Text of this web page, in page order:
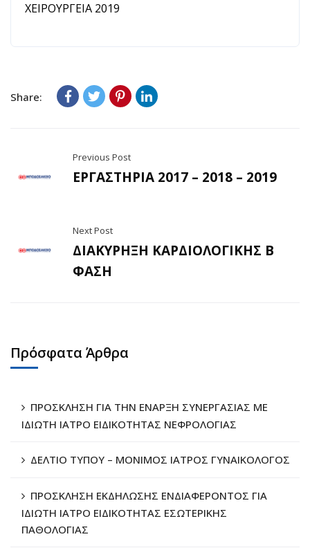
ΧΕΙΡΟΥΡΓΕΙΑ 2019
Share:
Previous Post
ΕΡΓΑΣΤΗΡΙΑ 2017 – 2018 – 2019
Next Post
ΔΙΑΚΥΡΗΞΗ ΚΑΡΔΙΟΛΟΓΙΚΗΣ Β
ΦΑΣΗ
Πρόσφατα Άρθρα
ΠΡΟΣΚΛΗΣΗ ΓΙΑ ΤΗΝ ΕΝΑΡΞΗ ΣΥΝΕΡΓΑΣΙΑΣ ΜΕ
ΙΔΙΩΤΗ ΙΑΤΡΟ ΕΙΔΙΚΟΤΗΤΑΣ ΝΕΦΡΟΛΟΓΙΑΣ
ΔΕΛΤΙΟ ΤΥΠΟΥ – ΜΟΝΙΜΟΣ ΙΑΤΡΟΣ ΓΥΝΑΙΚΟΛΟΓΟΣ
ΠΡΟΣΚΛΗΣΗ ΕΚΔΗΛΩΣΗΣ ΕΝΔΙΑΦΕΡΟΝΤΟΣ ΓΙΑ
ΙΔΙΩΤΗ ΙΑΤΡΟ ΕΙΔΙΚΟΤΗΤΑΣ ΕΣΩΤΕΡΙΚΗΣ
ΠΑΘΟΛΟΓΙΑΣ